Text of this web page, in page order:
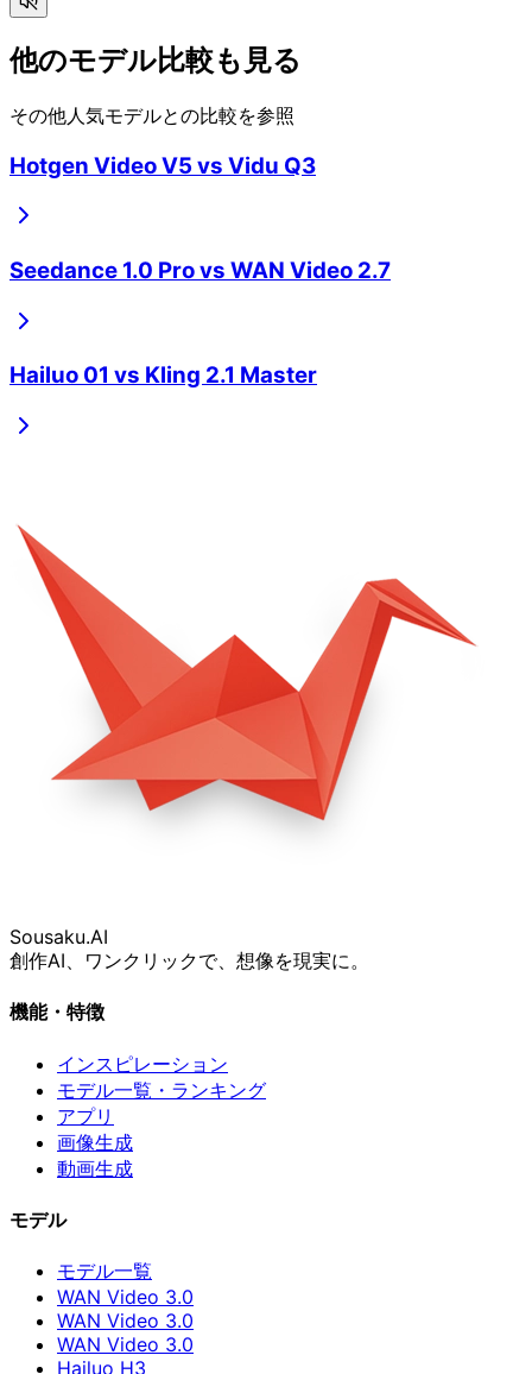
他のモデル比較も見る
その他人気モデルとの比較を参照
Hotgen Video V5 vs Vidu Q3
Seedance 1.0 Provs WAN Video 2.7
Hailuo 01 vs Kling 2.1 Master
Sousaku.AI
創作AI、ワンクリックで、想像を現実に。
機能・特徴
インスピレーション
モデル一覧・ランキング
アプリ
画像生成
動画生成
モデル
モデル一覧
WAN Video 3.0
WAN Video 3.0
WAN Video 3.0
Hailuo H3